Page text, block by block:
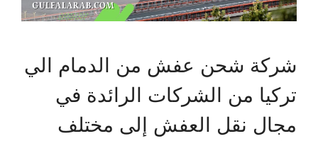
شركة شحن عفش من الدمام الي
تركيا من الشركات الرائدة في
مجال نقل العفش إلى مختلف